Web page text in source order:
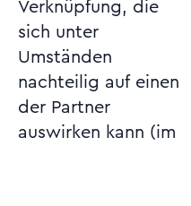
Verknüpfung, die
sich unter
Umständen
nachteilig auf einen
der Partner
auswirken kann (im